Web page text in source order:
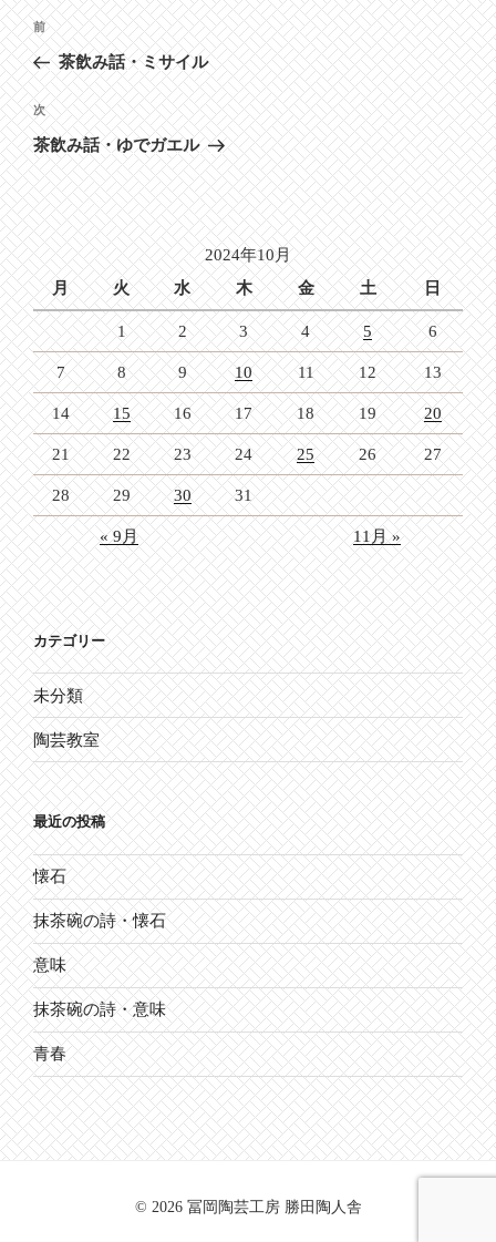
投
稿
ナ
ビ
ゲ
ー
シ
ョ
ン
前
の
投
稿
前
茶飲み話・ミサイル
次
の
投
稿
次
茶飲み話・ゆでガエル
2024年10月
月
火 水 木 金 土 日
1 2 3 4 5 6
7 8 9 10 11 12 13
14 15 16 17 18 19 20
21 22 23 24 25 26 27
28 29 30 31
« 9月 11月 »
カテゴリー
未分類
陶芸教室
最近の投稿
懐石
抹茶碗の詩・懐石
意味
抹茶碗の詩・意味
青春
© 2026 冨岡陶芸工房 勝田陶人舎